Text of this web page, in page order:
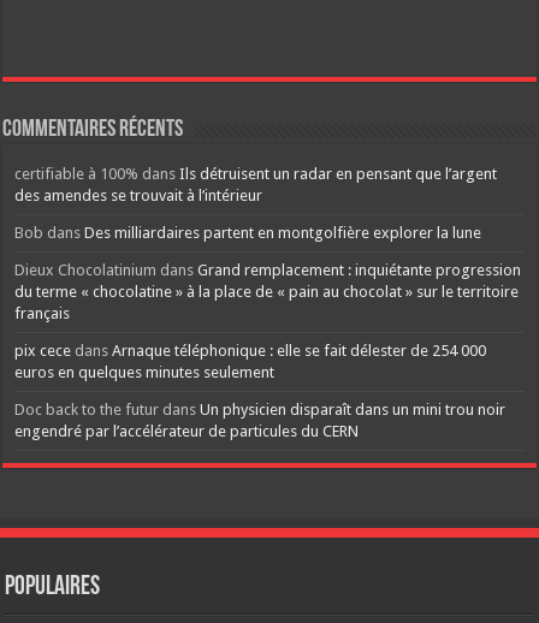
Commentaires récents
certifiable à 100% dansIls détruisent un radar en pensant que l’argent
des amendes se trouvait à l’intérieur
Bob dansDes milliardaires partent en montgolfière explorer la lune
Dieux Chocolatinium dansGrand remplacement : inquiétante progression
du terme « chocolatine » à la place de « pain au chocolat » sur le territoire
français
pix cece dansArnaque téléphonique : elle se fait délester de 254 000
euros en quelques minutes seulement
Doc back to the futur dansUn physicien disparaît dans un mini trou noir
engendré par l’accélérateur de particules du CERN
Populaires